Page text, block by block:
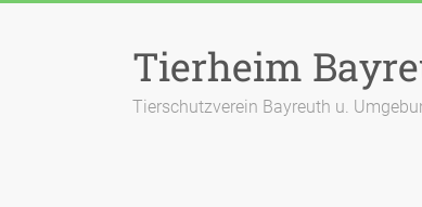
Tierheim
Tierschutzverein Bayreuth u.